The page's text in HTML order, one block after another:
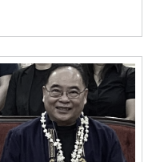
ต้แผนงานความร่วมมือ
ณสุดารัตน์ อุ่นชัยยา
แทนจากกรมความร่วม
ะเทศ เข้าร่วมพิธีเปิดการ
ระเบียบการรับทุน การ
ากสาธารณรัฐ